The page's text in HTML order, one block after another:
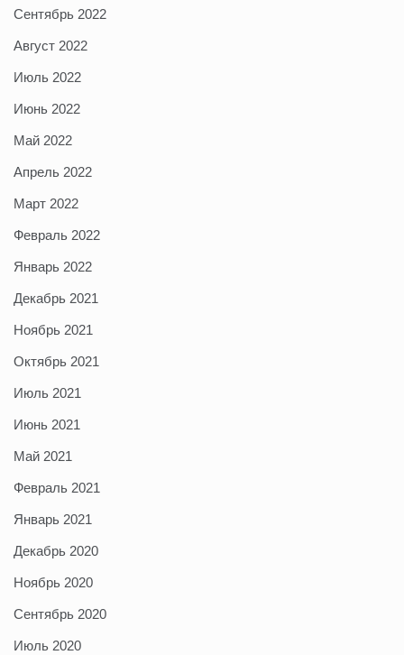
Сентябрь 2022
Август 2022
Июль 2022
Июнь 2022
Май 2022
Апрель 2022
Март 2022
Февраль 2022
Январь 2022
Декабрь 2021
Ноябрь 2021
Октябрь 2021
Июль 2021
Июнь 2021
Май 2021
Февраль 2021
Январь 2021
Декабрь 2020
Ноябрь 2020
Сентябрь 2020
Июль 2020